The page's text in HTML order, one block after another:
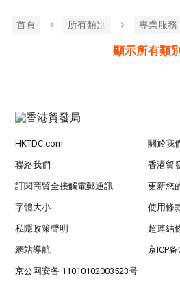
首頁 所有類別 專業服務
顯示所有類別
HKTDC.com 關於我
聯絡我們 香港貿
訂閱商貿全接觸電郵通訊 更新您
字體大小 使用條
私隱政策聲明 超連結
網站導航 京ICP
京公网安备 11010102003523号